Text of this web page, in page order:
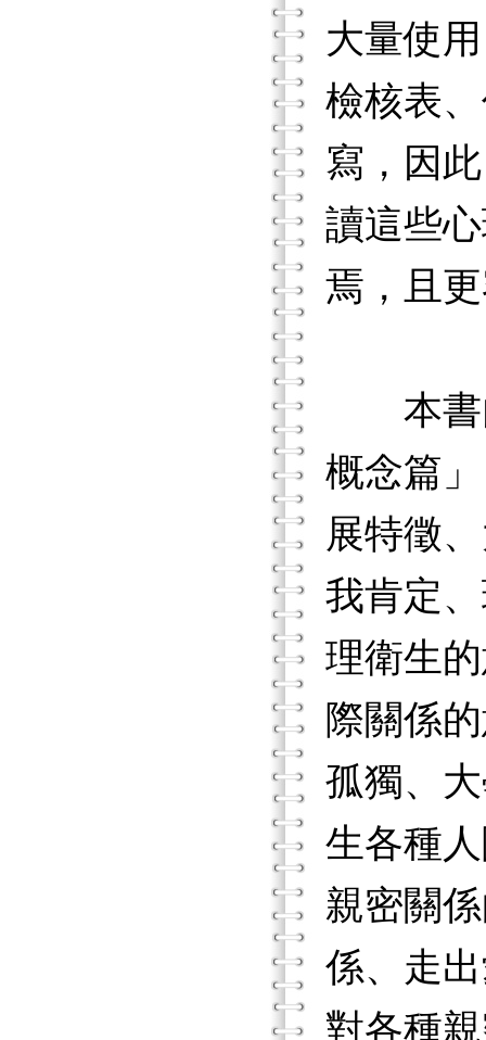
大量使
檢核表
寫，因
讀這些
焉，且
本書內
概念篇
展特徵
我肯定
理衛生
際關係
孤獨、
生各種
親密關
係、走
對各種